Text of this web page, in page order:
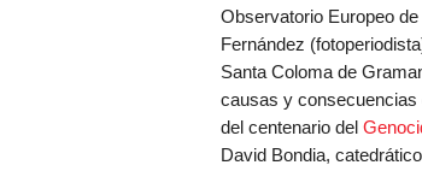
Observatorio Europeo
Fernández
Santa Coloma de
causas y consecuencias
del centenario del
David Bondia,